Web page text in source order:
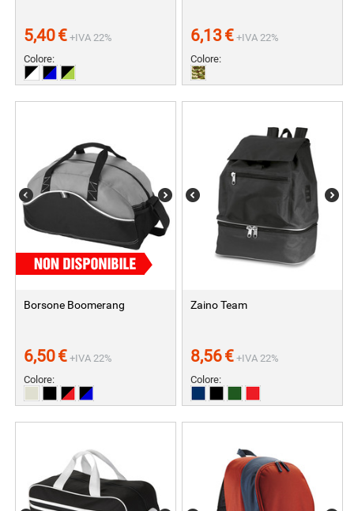
5,40€ +IVA 22%
Colore:
6,13€ +IVA 22%
Colore:
Borsone Boomerang
6,50€ +IVA 22%
Colore:
Zaino Team
8,56€ +IVA 22%
Colore: